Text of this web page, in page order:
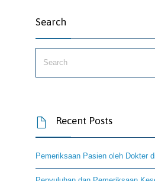
Search
 Recent Posts
Pemeriksaan Pasien oleh Dokter